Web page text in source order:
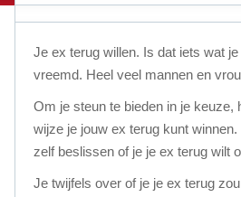
Je ex terug willen. Is dat iets wat
vreemd. Heel veel mannen en
Om je steun te bieden in je keuze,
wijze je jouw ex terug kunt
zelf beslissen of je je ex terug wilt
Je twijfels over of je je ex terug